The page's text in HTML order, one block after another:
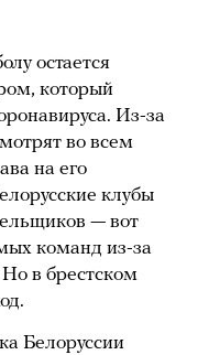
остается
который
Из-за
во всем
на его
клубы
— вот
команд из-за
в брестском
Белоруссии